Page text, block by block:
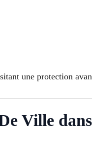
une protection
Ville